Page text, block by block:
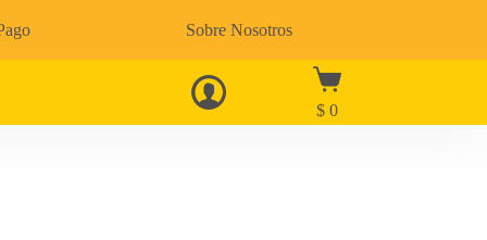
Sobre Nosotros
$0